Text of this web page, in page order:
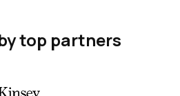
top partners